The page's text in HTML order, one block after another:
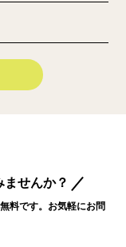
せんか？
料です。お気軽にお問